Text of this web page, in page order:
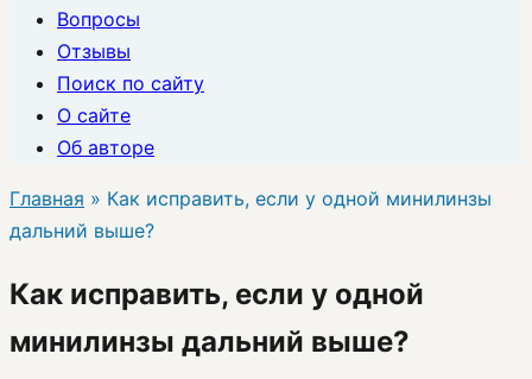
Вопросы
Отзывы
Поиск по сайту
О сайте
Об авторе
Главная » Как исправить, если у одной минилинзы
дальний выше?
Как исправить, если у одной
минилинзы дальний выше?